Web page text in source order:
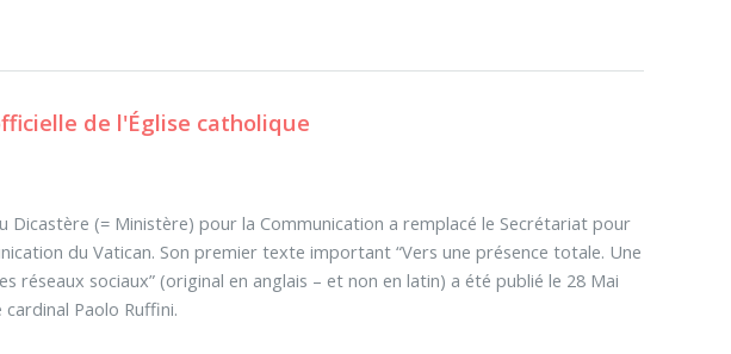
de l'Église catholique
Dicastère (= Ministère) pour la Communication a remplacé le Secrétariat pour
du Vatican. Son premier texte important “Vers une présence totale. Une
sociaux” (original en anglais – et non en latin) a été publié le 28 Mai
Paolo Ruffini.